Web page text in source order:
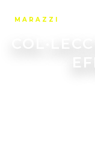
MARAZZI